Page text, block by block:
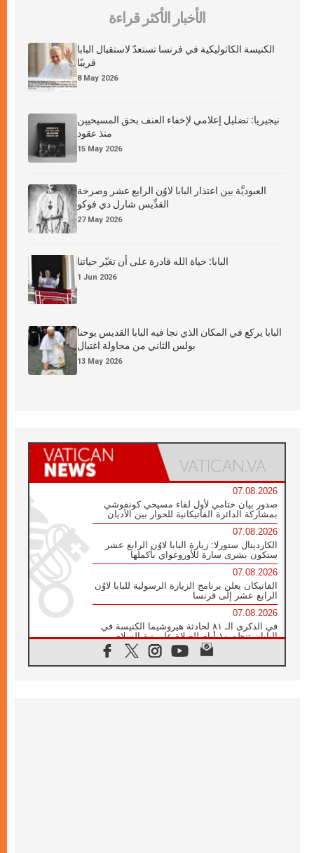
الأخبار الأكثر قراءة
الكنيسة الكاثوليكية في فرنسا تستعدّ لاستقبال البابا
قريبًا
8 May 2026
نيجيريا: تضليل إعلامي لإخفاء العنف بحق المسيحيين
منذ عقود
15 May 2026
العبوديَّة بين اعتذار البابا لاوُن الرابع عشر وصرخة
القدِّيس شارل دي فوكو
27 May 2026
البابا: حياة الله قادرة على أن تغيّر حياتنا
1 Jun 2026
البابا يركع في المكان الذي نجا فيه البابا القديس يوحنا
بولس الثاني من محاولة اغتيال
13 May 2026
07.08.2026
صدور بيان ختامي لأول لقاء مسيحي كونفوشي
بمشاركة الدائرة الفاتيكانية للحوار بين الأديان
07.08.2026
الكاردينال ستورلا: زيارة البابا لاوُن الرابع عشر
ستكون بشرى سارة للأوروغواي بأكملها
07.08.2026
الفاتيكان يعلن برنامج الزيارة الرسولية للبابا لاوُن
الرابع عشر إلى فرنسا
07.08.2026
في الذكرى الـ ٨١ لحادثة هيروشيما الكنيسة في
اليابان تنظم ١٠ أيام للصلاة على نية السلام
الكنيسة في الأوروغواي: زيارة البابا ستعزز